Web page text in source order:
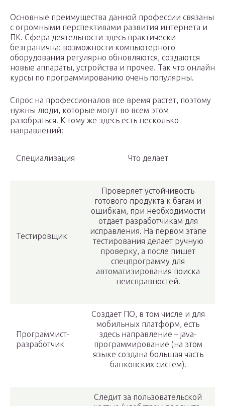
Основные преимущества данной профессии связаны
с огромными перспективами развития интернета и
ПК. Сфера деятельности здесь практически
безгранична: возможности компьютерного
оборудования регулярно обновляются, создаются
новые аппараты, устройства и прочее. Так что онлайн
курсы по программированию очень популярны.
Спрос на профессионалов все время растет, поэтому
нужны люди, которые могут во всем этом
разобраться. К тому же здесь есть несколько
направлений:
Специализация Что делает
Тестировщик
Проверяет устойчивость
готового продукта к багам и
ошибкам, при необходимости
отдает разработчикам для
исправления. На первом этапе
тестирования делает ручную
проверку, а после пишет
спецпрограмму для
автоматизирования поиска
неисправностей.
Программист-
разработчик
Создает ПО, в том числе и для
мобильных платформ, есть
здесь направление – java-
программирование (на этом
языке создана большая часть
банковских систем).
Следит за пользовательской